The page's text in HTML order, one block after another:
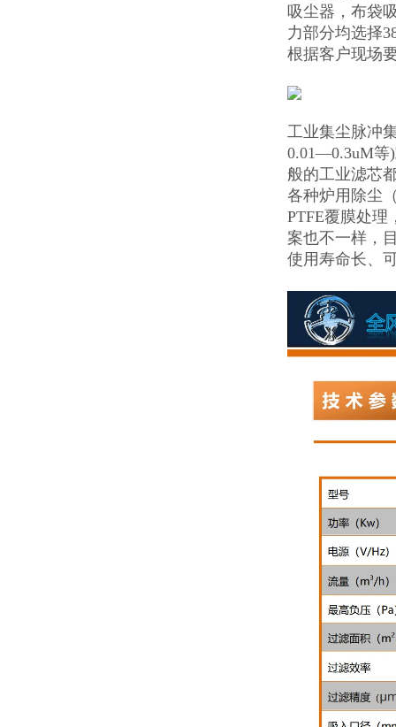
吸尘器，布袋
力部分均选择
根据客户现场
工业集尘脉冲
0.01—0.3uM等
般的工业滤芯
各种炉用除尘
PTFE覆膜处
案也不一样，
使用寿命长、